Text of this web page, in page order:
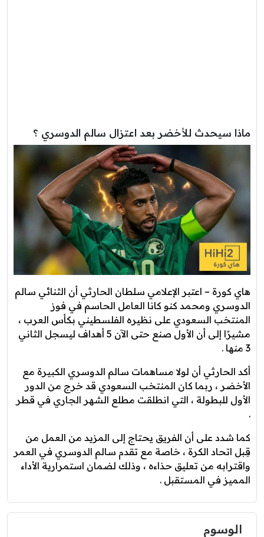
ماذا سيحدث للأخضر بعد اعتزال سالم الدوسري ؟
هاي كورة – اعتبر الإعلامي سلطان الحارثي أن الثنائي سالم
الدوسري ومحمد كنو كانا العامل الحاسم في فوز
المنتخب السعودي على نظيره الفلسطيني بكأس العرب ،
مشيرًا إلى أن الأول صنع حتى الآن 5 أهداف ليسجل الثاني
3 منها .
أكد الحارثي أن لولا مساهمات سالم الدوسري الكبيرة مع
الأخضر ، ربما كان المنتخب السعودي قد خرج من الدور
الأول للبطولة ، التي انطلقت مطلع الشهر الجاري في قطر
.
كما شدد على أن الفريق يحتاج إلى المزيد من العمل من
قِبل اتحاد الكرة ، خاصة مع تقدم سالم الدوسري في العمر
واقترابه من تعليق حذاءه ، وذلك لضمان استمرارية الأداء
المميز في المستقبل .
الوسوم